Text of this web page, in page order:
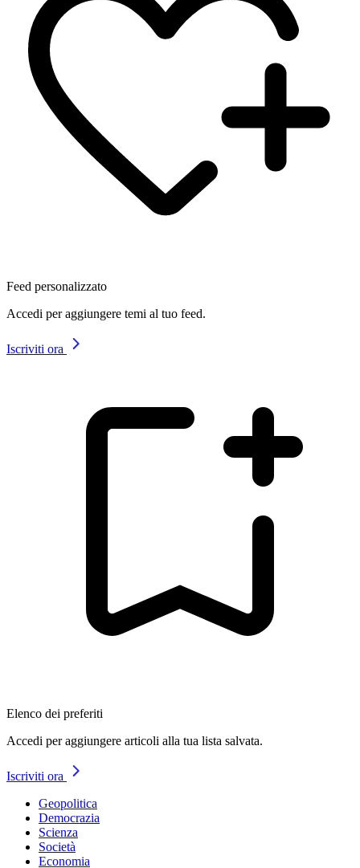
Feed personalizzato
Accedi per aggiungere temi al tuo feed.
Iscriviti ora
Elenco dei preferiti
Accedi per aggiungere articoli alla tua lista salvata.
Iscriviti ora
Geopolitica
Democrazia
Scienza
Società
Economia